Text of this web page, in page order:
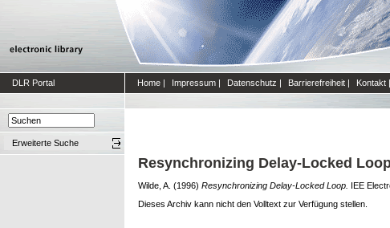
DLR Portal Home | Impressum | Datenschutz | Barrierefreiheit | Kontakt |
Erweiterte Suche
Resynchronizing Delay-Locked
Wilde, A. (1996) Resynchronizing Delay-Locked Loop. IEE
Dieses Archiv kann nicht den Volltext zur Verfügung stellen.